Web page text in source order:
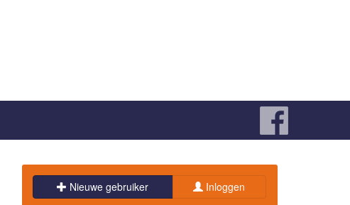
Nieuwe gebruiker Inloggen